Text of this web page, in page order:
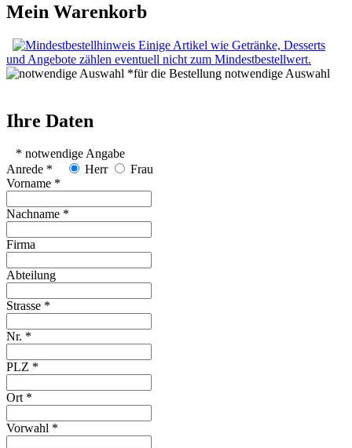
Mein Warenkorb
Einige Artikel wie Getränke, Desserts
und Angebote zählen eventuell nicht zum Mindestbestellwert.
*für die Bestellung notwendige Auswahl
Ihre Daten
* notwendige Angabe
Anrede *
Herr
Frau
Vorname *
Nachname *
Firma
Abteilung
Strasse *
Nr. *
PLZ *
Ort *
Vorwahl *